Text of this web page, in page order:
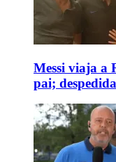
Messi viaja a
pai;